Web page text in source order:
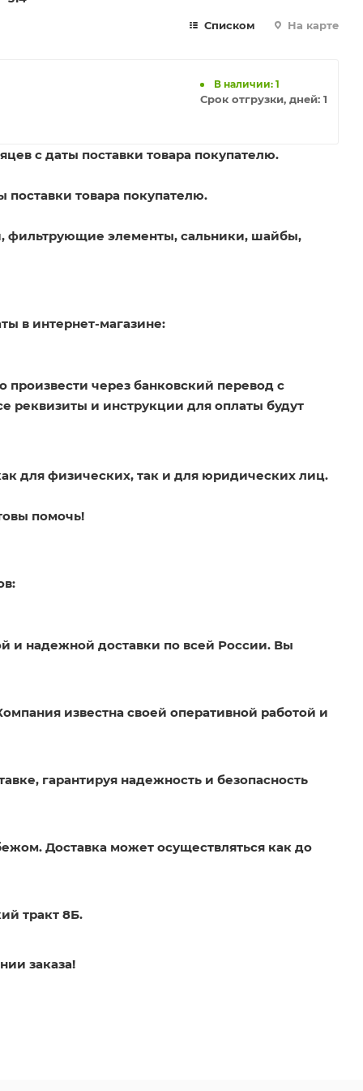
Списком На карте
В наличии: 1
Срок отгрузки, дней: 1
с даты поставки товара покупателю.
поставки товара покупателю.
фильтрующие элементы, сальники, шайбы,
в интернет-магазине:
произвести через банковский перевод с
реквизиты и инструкции для оплаты будут
для физических, так и для юридических лиц.
помочь!
и надежной доставки по всей России. Вы
известна своей оперативной работой и
гарантируя надежность и безопасность
Доставка может осуществляться как до
тракт 8Б.
заказа!